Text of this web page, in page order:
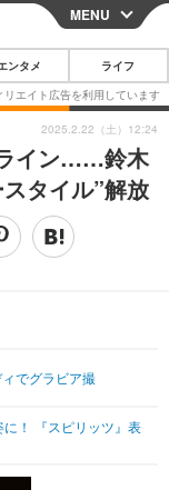
CLOSE
マートフォン
その他
映画・ドラマ
ブログ
その他
MENU
ンタメ ライフ
イン……鈴木
タイル”解放
でグラビア撮
！ 『スピリッツ』表
2025.2.22（土）12:24